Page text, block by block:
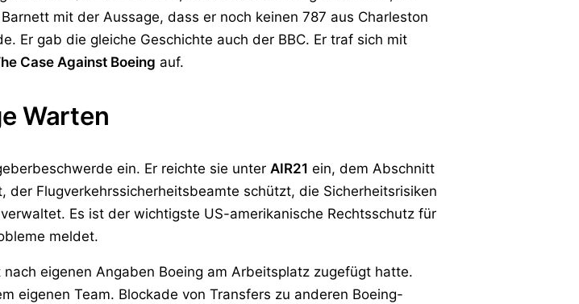
mit der Aussage, dass er noch keinen 787 aus Charleston
Er gab die gleiche Geschichte auch der BBC. Er traf sich mit
Case Against Boeing auf.
Warten
ein. Er reichte sie unter AIR21 ein, dem Abschnitt
der Flugverkehrssicherheitsbeamte schützt, die Sicherheitsrisiken
verwaltet. Es ist der wichtigste US-amerikanische Rechtsschutz für
meldet.
eigenen Angaben Boeing am Arbeitsplatz zugefügt hatte.
eigenen Team. Blockade von Transfers zu anderen Boeing-